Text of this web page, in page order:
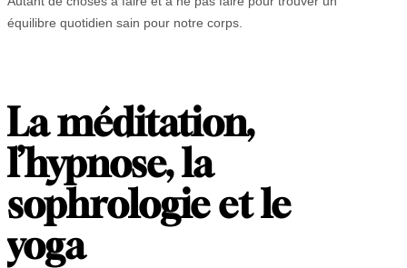
équilibre quotidien sain pour notre corps.
La méditation,
l’hypnose, la
sophrologie et le
yoga